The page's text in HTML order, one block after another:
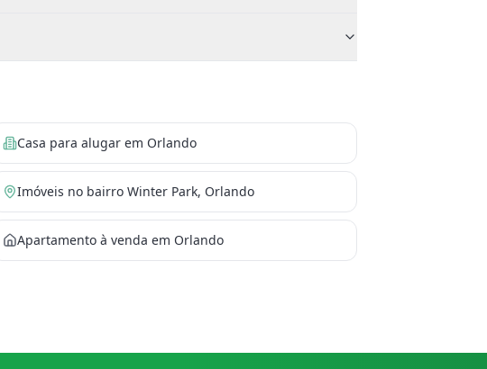
Casa para alugar em Orlando
Imóveis no bairro Winter Park, Orlando
Apartamento à venda em Orlando